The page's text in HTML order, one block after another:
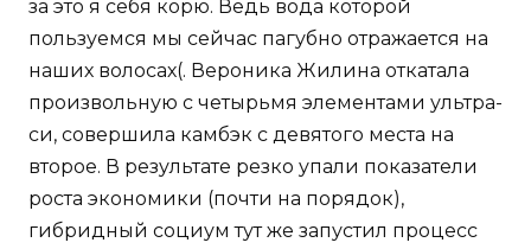
за это я себя корю. Ведь вода которой
пользуемся мы сейчас пагубно отражается на
наших волосах(. Вероника Жилина откатала
произвольную с четырьмя элементами ультра-
си, совершила камбэк с девятого места на
второе. В результате резко упали показатели
роста экономики (почти на порядок),
гибридный социум тут же запустил процесс